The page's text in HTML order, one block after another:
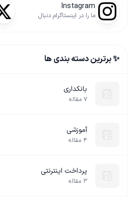
Instagram
ما را در اینستاگرام دنبال
✨ برترین دسته بندی ها
بانکداری
۷ مقاله
آموزشی
۴ مقاله
پرداخت اینترنتی
۳ مقاله